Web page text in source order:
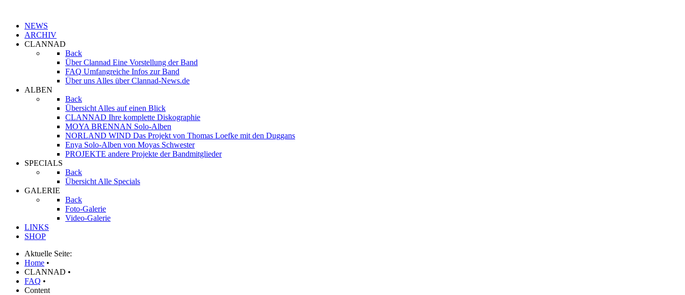
NEWS
ARCHIV
CLANNAD
Back
Über Clannad Eine Vorstellung der Band
FAQ Umfangreiche Infos zur Band
Über uns Alles über Clannad-News.de
ALBEN
Back
Übersicht Alles auf einen Blick
CLANNAD Ihre komplette Diskographie
MOYA BRENNAN Solo-Alben
NORLAND WIND Das Projekt von Thomas Loefke mit den Duggans
Enya Solo-Alben von Moyas Schwester
PROJEKTE andere Projekte der Bandmitglieder
SPECIALS
Back
Übersicht Alle Specials
GALERIE
Back
Foto-Galerie
Video-Galerie
LINKS
SHOP
Aktuelle Seite:
Home •
CLANNAD •
FAQ •
Content